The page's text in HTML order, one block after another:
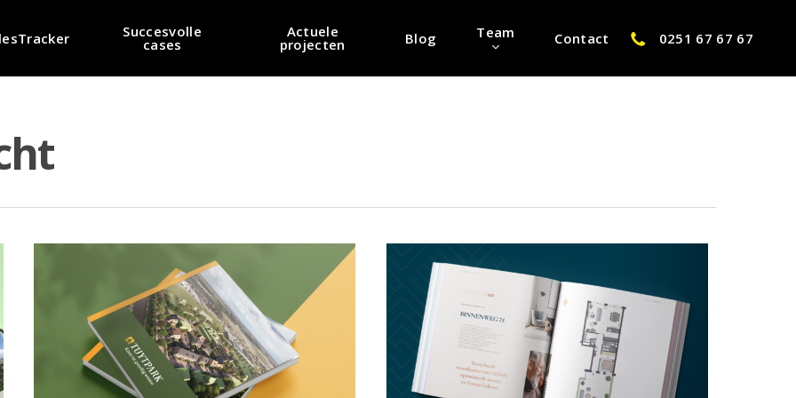
Succesvolle
cases
Actuele
projecten Blog Team Contact 0251 67 67 67